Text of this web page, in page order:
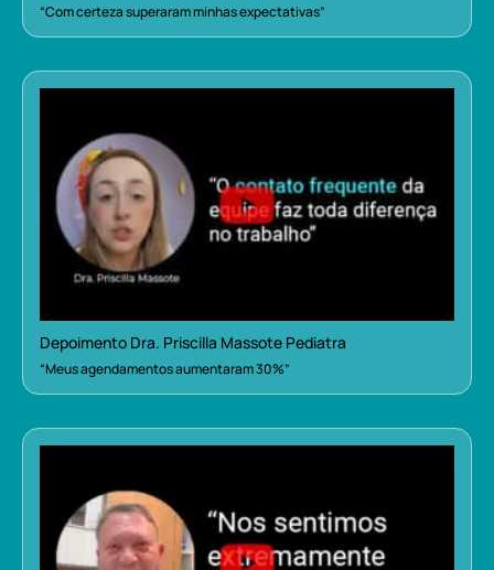
“Com certeza superaram minhas expectativas”
Depoimento Dra. Priscilla Massote Pediatra
“Meus agendamentos aumentaram 30%”